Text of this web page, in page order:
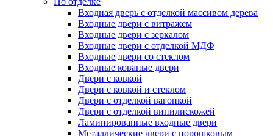
Входная дверь с отделкой массивом дерева
Входные двери с витражем
Входные двери с зеркалом
Входные двери с отделкой МДФ
Входные двери со стеклом
Входные кованые двери
Двери с ковкой
Двери с ковкой и стеклом
Двери с отделкой вагонкой
Двери с отделкой винилискожей
Ламинированные входные двери
Металлические двери с порошковым